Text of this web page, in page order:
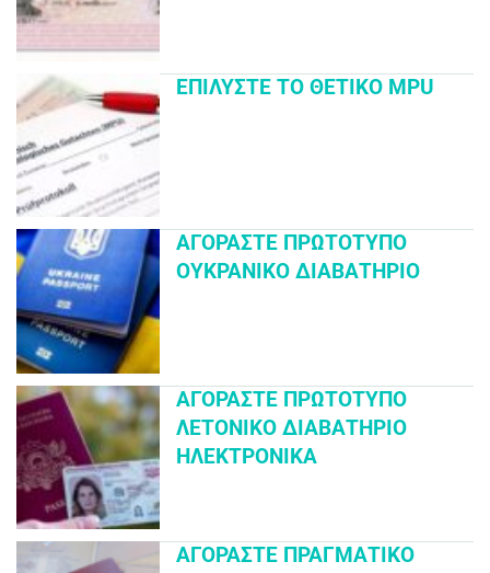
ΕΠΙΛΎΣΤΕ ΤΟ ΘΕΤΙΚΌ MPU
ΑΓΟΡΆΣΤΕ ΠΡΩΤΌΤΥΠΟ
ΟΥΚΡΑΝΙΚΌ ΔΙΑΒΑΤΉΡΙΟ
ΑΓΟΡΆΣΤΕ ΠΡΩΤΌΤΥΠΟ
ΛΕΤΟΝΙΚΌ ΔΙΑΒΑΤΉΡΙΟ
ΗΛΕΚΤΡΟΝΙΚΆ
ΑΓΟΡΆΣΤΕ ΠΡΑΓΜΑΤΙΚΌ